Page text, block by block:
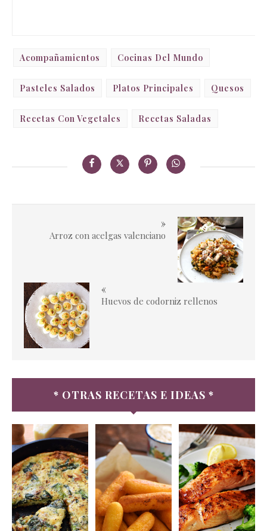
Acompañamientos Cocinas Del Mundo
Pasteles Salados Platos Principales Quesos
Recetas Con Vegetales Recetas Saladas
»
Arroz con acelgas valenciano
«
Huevos de codorniz rellenos
* OTRAS RECETAS E IDEAS *